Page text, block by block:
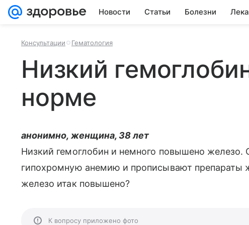
Новости Статьи Болезни
Консультации Гематология
Низкий
норме
анонимно, женщина, 38 лет
Низкий гемоглобин и немного повышено железо.
гипохромную анемию и прописывают препараты
железо итак повышено?
К вопросу приложено фото